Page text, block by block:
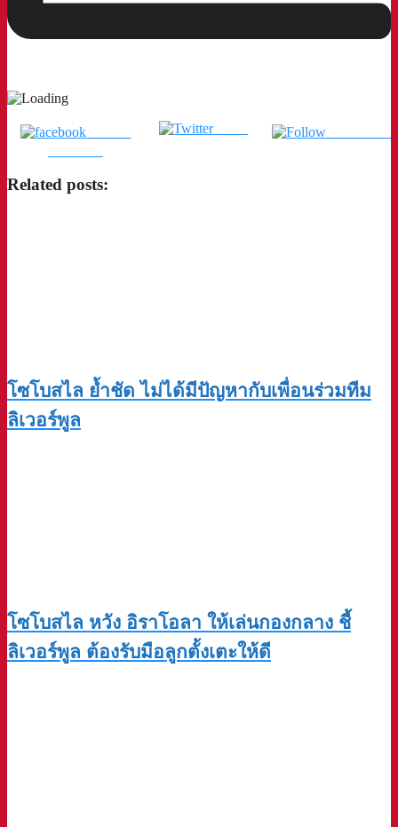
แชร์บน
Tweet
Related posts:
โซโบสไล ย้ำชัด ไม่ได้มีปัญหากับเพื่อนร่วมทีม
ลิเวอร์พูล
โซโบสไล หวัง อิราโอลา ให้เล่นกองกลาง ชี้
ลิเวอร์พูล ต้องรับมือลูกตั้งเตะให้ดี